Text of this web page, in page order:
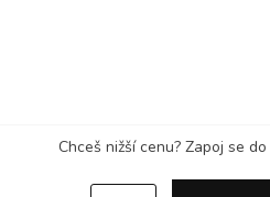
Chceš nižší cenu? Zapoj se do